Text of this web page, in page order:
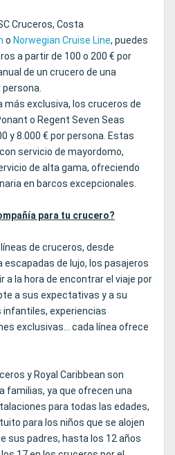
Cruceros, Costa
o Norwegian Cruise Line, puedes
a partir de 100 o 200 € por
de un crucero de una
más exclusiva, los cruceros de
o Regent Seven Seas
y 8.000 € por persona. Estas
servicio de mayordomo,
de alta gama, ofreciendo
en barcos excepcionales.
para tu crucero?
de cruceros, desde
de lujo, los pasajeros
a la hora de encontrar el viaje por
a sus expectativas y a su
experiencias
exclusivas... cada línea ofrece
y Royal Caribbean son
familias, ya que ofrecen una
para todas las edades,
para los niños que se alojen
sus padres, hasta los 12 años